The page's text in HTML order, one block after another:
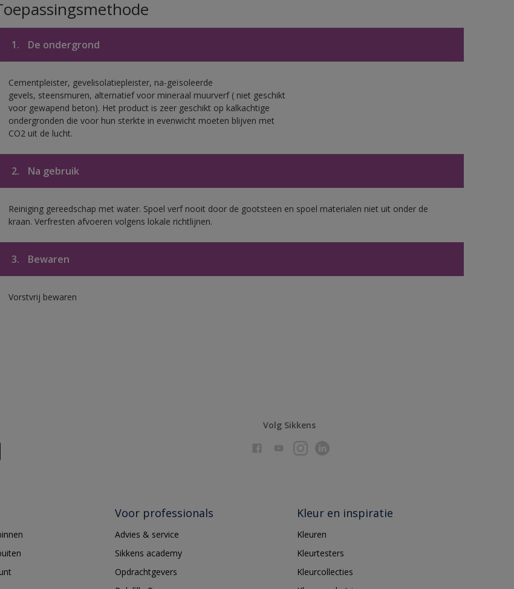
1. De ondergrond
Cementpleister, gevelisolatiepleister, na-geïsoleerde
gevels, steensmuren, alternatief voor mineraal muurverf ( niet geschikt
voor gewapend beton). Het product is zeer geschikt op kalkachtige
ondergronden die voor hun sterkte in evenwicht moeten blijven met
CO2 uit de lucht.
2. Na gebruik
Reiniging gereedschap met water. Spoel verf nooit door de gootsteen en spoel materialen niet uit onder de
kraan. Verfresten afvoeren volgens lokale richtlijnen.
3. Bewaren
Vorstvrij bewaren
Volg Sikkens
Voor professionals
Advies & service
Sikkens academy
Opdrachtgevers
Kleur en inspiratie
Kleuren
Kleurtesters
Kleurcollecties